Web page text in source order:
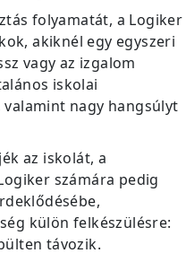
folyamatát, a Logiker
akiknél egy egyszeri
vagy az izgalom
iskolai
nagy hangsúlyt
az iskolát, a
számára pedig
külön felkészülésre:
távozik.